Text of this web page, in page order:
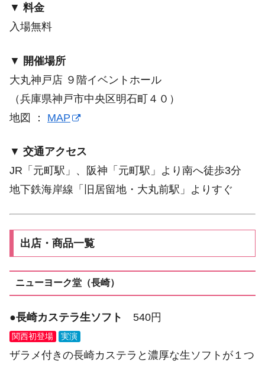
▼ 料金
入場無料
▼ 開催場所
大丸神戸店 ９階イベントホール
（兵庫県神戸市中央区明石町４０）
地図 ： MAP
▼ 交通アクセス
JR「元町駅」、阪神「元町駅」より南へ徒歩3分
地下鉄海岸線「旧居留地・大丸前駅」よりすぐ
出店・商品一覧
ニューヨーク堂（長崎）
●長崎カステラ生ソフト 540円
関西初登場 実演
ザラメ付きの長崎カステラと濃厚な生ソフトが１つ